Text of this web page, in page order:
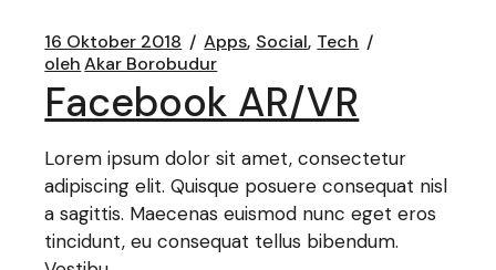
16 Oktober 2018 Apps Social Tech
oleh Akar Borobudur
Facebook AR/VR
Lorem ipsum dolor sit amet, consectetur
adipiscing elit. Quisque posuere consequat nisl
a sagittis. Maecenas euismod nunc eget eros
tincidunt, eu consequat tellus bibendum.